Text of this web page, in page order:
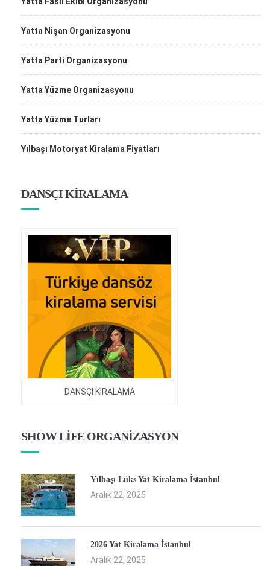
Yatta Nişan Organizasyonu
Yatta Parti Organizasyonu
Yatta Yüzme Organizasyonu
Yatta Yüzme Turları
Yılbaşı Motoryat Kiralama Fiyatları
DANSÇI KİRALAMA
DANSÇI KİRALAMA
SHOW LİFE ORGANİZASYON
Yılbaşı Lüks Yat Kiralama İstanbul
Aralık 22, 2025
2026 Yat Kiralama İstanbul
Aralık 22, 2025